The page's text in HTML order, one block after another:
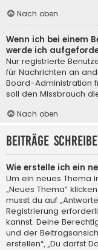
Nach oben
Wenn ich bei einem
werde ich
Nur registrierte
für Nachrichten an
Board-Administration
soll den Missbrauch
Nach oben
Beiträge
Wie erstelle ich ein
Um ein neues Thema
„Neues Thema“
musst du auf
Registrierung
kannst. Deine
und der
erstellen“, „Du darfst